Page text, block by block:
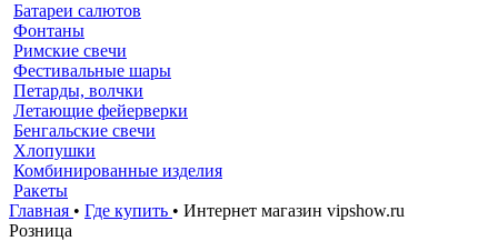
Батареи салютов
Фонтаны
Римские свечи
Фестивальные шары
Петарды, волчки
Летающие фейерверки
Бенгальские свечи
Хлопушки
Комбинированные изделия
Ракеты
Главная • Где купить • Интернет магазин vipshow.ru
Розница